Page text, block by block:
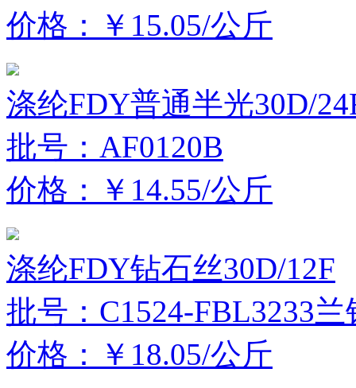
价格：￥15.05/公斤
涤纶FDY普通半光30D/
批号：AF0120B
价格：￥14.55/公斤
涤纶FDY钻石丝30D/12F
批号：C1524-FBL3233兰
价格：￥18.05/公斤